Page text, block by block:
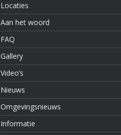
Locaties
Aan het woord
FAQ
Gallery
Video’s
Nieuws
Omgevingsnieuws
Informatie